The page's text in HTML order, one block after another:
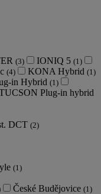
(3) IONIQ 5 (1)
(4) KONA Hybrid (1)
in Hybrid (1)
Plug-in hybrid
DCT (2)
(1)
České Budějovice (1)